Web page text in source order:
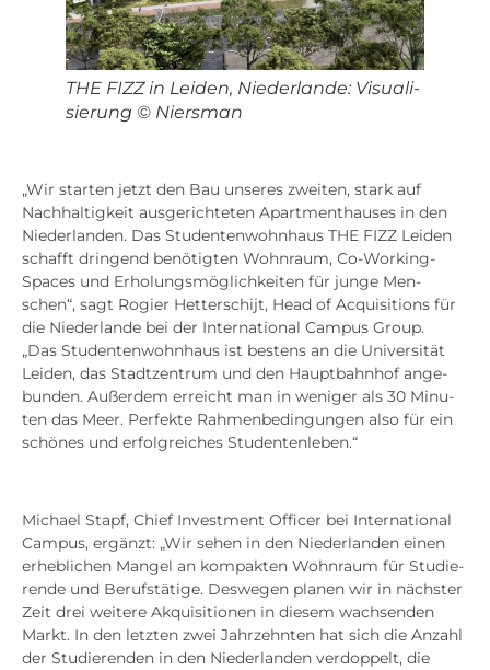
THE FIZZ in Lei­den, Nie­der­lan­de: Visua­li­
sie­rung © Niers­man
„Wir star­ten jetzt den Bau unse­res zwei­ten, stark auf
Nach­hal­tig­keit aus­ge­rich­te­ten Apart­ment­hau­ses in den
Nie­der­lan­den. Das Stu­den­ten­wohn­haus THE FIZZ Lei­den
schafft drin­gend benö­tig­ten Wohn­raum, Co-Working-
Spaces und Erho­lungs­mög­lich­kei­ten für jun­ge Men­
schen“, sagt Rogier Het­ter­schijt, Head of Acqui­si­ti­ons für
die Nie­der­lan­de bei der Inter­na­tio­nal Cam­pus Group.
„Das Stu­den­ten­wohn­haus ist bes­tens an die Uni­ver­si­tät
Lei­den, das Stadt­zen­trum und den Haupt­bahn­hof ange­
bun­den. Außer­dem erreicht man in weni­ger als 30 Minu­
ten das Meer. Per­fek­te Rah­men­be­din­gun­gen also für ein
schö­nes und erfolg­rei­ches Stu­den­ten­le­ben.“
Micha­el Stapf, Chief Invest­ment Offi­cer bei Inter­na­tio­nal
Cam­pus, ergänzt: „Wir sehen in den Nie­der­lan­den einen
erheb­li­chen Man­gel an kom­pak­ten Wohn­raum für Stu­die­
ren­de und Berufs­tä­ti­ge. Des­we­gen pla­nen wir in nächs­ter
Zeit drei wei­te­re Akqui­si­tio­nen in die­sem wach­sen­den
Markt. In den letz­ten zwei Jahr­zehn­ten hat sich die Anzahl
der Stu­die­ren­den in den Nie­der­lan­den ver­dop­pelt, die